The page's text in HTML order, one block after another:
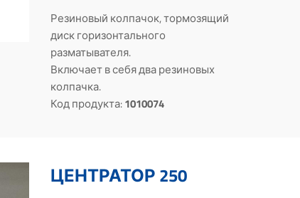
Резиновый колпачок, тормозящий
диск горизонтального
разматывателя.
Включает в себя два резиновых
колпачка.
Код продукта:1010074
ЦЕНТРАТОР 250